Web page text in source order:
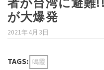
が大爆発
2021年4月3日
TAGS: 鳴霞